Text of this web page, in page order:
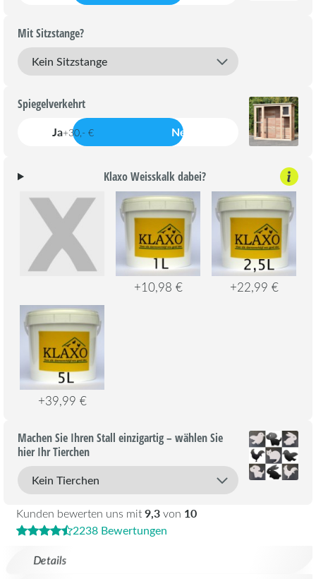
Details
Kunden bewerten uns mit9,3von 10
2238 Bewertungen
Mit Sitzstange?
Spiegelverkehrt
Ja+30,- € Nein
Klaxo Weisskalk dabei?
+10,98 € +22,99 €
+39,99 €
Machen Sie Ihren Stall einzigartig – wählen Sie
hier Ihr Tierchen